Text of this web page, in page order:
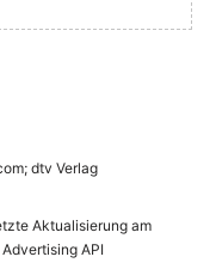
dtv Verlag
Aktualisierung am
API